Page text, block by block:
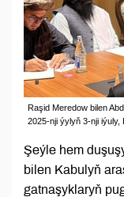
Raşid Meredow bilen
2025-nji ýylyň 3-nji
Şeýle hem
bilen Kabulyň
gatnaşyklaryň